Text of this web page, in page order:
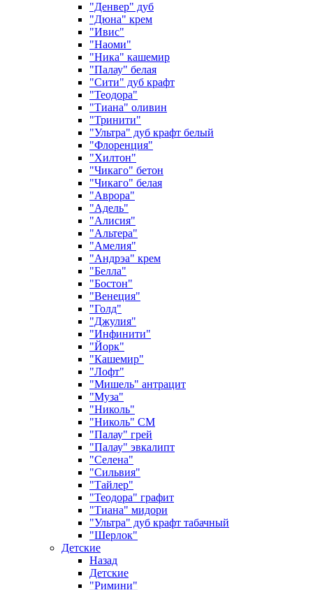
"Денвер" дуб
"Дюна" крем
"Ивис"
"Наоми"
"Ника" кашемир
"Палау" белая
"Сити" дуб крафт
"Теодора"
"Тиана" оливин
"Тринити"
"Ультра" дуб крафт белый
"Флоренция"
"Хилтон"
"Чикаго" бетон
"Чикаго" белая
"Аврора"
"Адель"
"Алисия"
"Альтера"
"Амелия"
"Андрэа" крем
"Белла"
"Бостон"
"Венеция"
"Голд"
"Джулия"
"Инфинити"
"Йорк"
"Кашемир"
"Лофт"
"Мишель" антрацит
"Муза"
"Николь"
"Николь" СМ
"Палау" грей
"Палау" эвкалипт
"Селена"
"Сильвия"
"Тайлер"
"Теодора" графит
"Тиана" мидори
"Ультра" дуб крафт табачный
"Шерлок"
Детские
Назад
Детские
"Римини"